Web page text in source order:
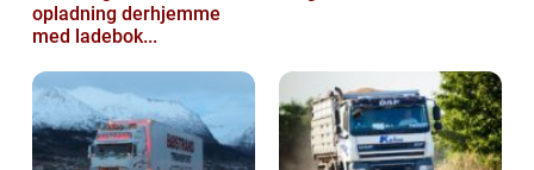
opladning derhjemme
med ladebok...